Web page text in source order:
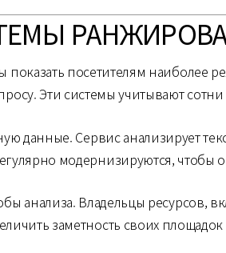
посетителям наиболее
Эти системы учитывают
данные. Сервис анализирует
модернизируются, чтобы
анализа. Владельцы
заметность своих площадок